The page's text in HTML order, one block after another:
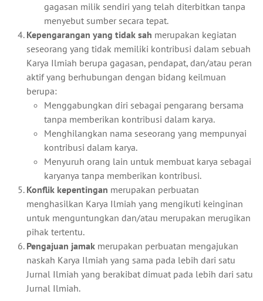
gagasan milik sendiri yang telah diterbitkan tanpa
menyebut sumber secara tepat.
Kepengarangan yang tidak sah merupakan kegiatan
seseorang yang tidak memiliki kontribusi dalam sebuah
Karya Ilmiah berupa gagasan, pendapat, dan/atau peran
aktif yang berhubungan dengan bidang keilmuan
berupa:
Menggabungkan diri sebagai pengarang bersama
tanpa memberikan kontribusi dalam karya.
Menghilangkan nama seseorang yang mempunyai
kontribusi dalam karya.
Menyuruh orang lain untuk membuat karya sebagai
karyanya tanpa memberikan kontribusi.
Konflik kepentingan merupakan perbuatan
menghasilkan Karya Ilmiah yang mengikuti keinginan
untuk menguntungkan dan/atau merupakan merugikan
pihak tertentu.
Pengajuan jamak merupakan perbuatan mengajukan
naskah Karya Ilmiah yang sama pada lebih dari satu
Jurnal Ilmiah yang berakibat dimuat pada lebih dari satu
Jurnal Ilmiah.